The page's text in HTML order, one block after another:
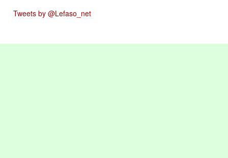
Tweets by @Lefaso_net